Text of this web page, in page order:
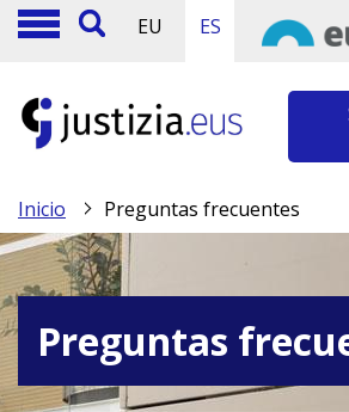
EU ES
Inicio Preguntas frecuentes
Preguntas